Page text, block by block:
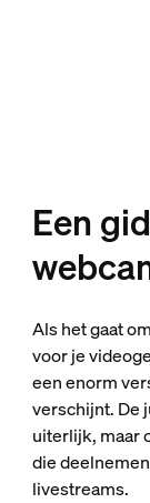
Een
Als het gaat
voor je
een enorm
verschijnt. De
uiterlijk, maar
die
livestreams.